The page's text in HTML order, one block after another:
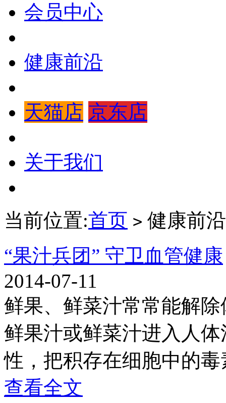
会员中心
健康前沿
天猫店 京东店
关于我们
当前位置:首页 > 健康前沿
“果汁兵团” 守卫血管健康
2014-07-11
鲜果、鲜菜汁常常能解
鲜果汁或鲜菜汁进入人
性，把积存在细胞中的
查看全文